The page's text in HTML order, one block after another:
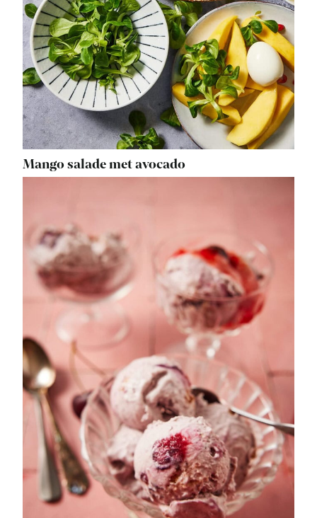
Mango salade met avocado